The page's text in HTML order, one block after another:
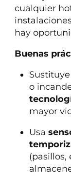
cualquier
hay
Buenas
o
mayor
Usa
(pasillos,